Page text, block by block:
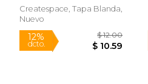
Createspace, Tapa Blanda,
Nuevo